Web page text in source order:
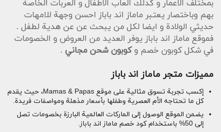
بمختلف الاعمار و كدلك العاب الاطفال و العربات الخاصة
بهم وباختصار يعتبر ماماز اند باباز احسن وجهة للامهات
حديثي الولادة و ايضا لكل من يبحث عن عن هدية لطفل .
فموقع ماماز اند باباز يوفر العديد من العروض و الخصومات
في شكل كوبون خصم وكوبون شحن مجاني .
مميزات متجر ماماز اند باباز
إكسب تجربة تسوق مثالية على موقع Mamas & Papas، حيث يقدم
كل ما تحتاجه الأم العصرية وطفلها بأسعار مذهلة ومواصفات فريدة.
يضمن الموقع الوصول إلى الماركات العالمية البارزة بخصومات تصل
إلى 50% باستخدام كود خصم ماماز اند باباز.